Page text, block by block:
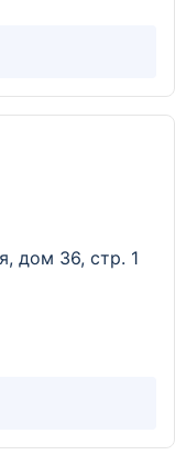
дом 36, стр. 1